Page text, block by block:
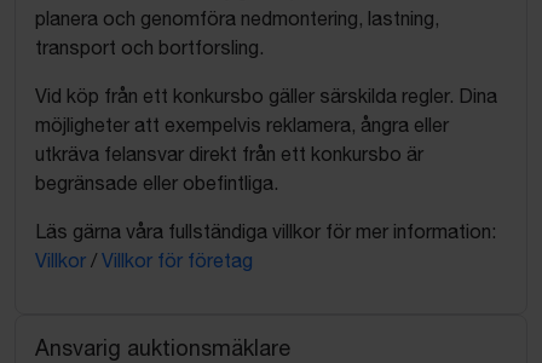
planera och genomföra nedmontering, lastning,
transport och bortforsling.
Vid köp från ett konkursbo gäller särskilda regler. Dina
möjligheter att exempelvis reklamera, ångra eller
utkräva felansvar direkt från ett konkursbo är
begränsade eller obefintliga.
Läs gärna våra fullständiga villkor för mer information:
Villkor / Villkor för företag
Ansvarig auktionsmäklare